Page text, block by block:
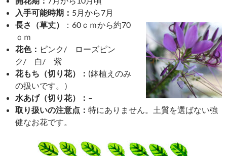
入手可能時期： 5月から7月
長さ（草丈）
： 60ｃｍから約70
ｃｍ
花色： ピンク/ ローズピン
ク/ 白/ 紫
花もち（切り花）： (鉢植えのみ
の扱いです。）
水あげ（切り花）： –
取り扱いの注意点： 特にありません。土質を選ばない強
健なお花です。